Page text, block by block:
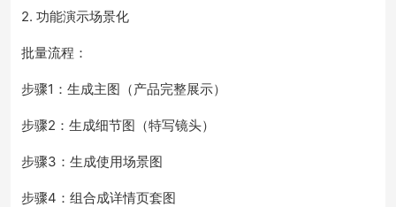
2. 功能演示场景化
批量流程：
步骤1：生成主图（产品完整展示）
步骤2：生成细节图（特写镜头）
步骤3：生成使用场景图
步骤4：组合成详情页套图